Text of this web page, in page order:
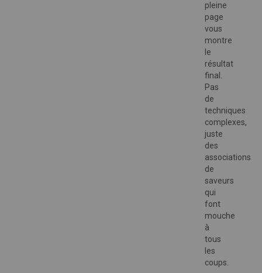
pleine
page
vous
montre
le
résultat
final.
Pas
de
techniques
complexes,
juste
des
associations
de
saveurs
qui
font
mouche
à
tous
les
coups.